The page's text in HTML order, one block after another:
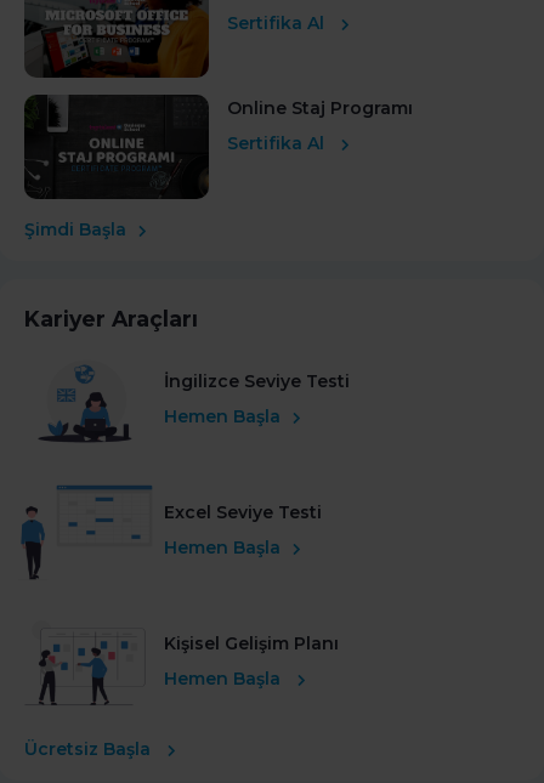
Sertifika Al
Online Staj Programı
Sertifika Al
Şimdi Başla
Kariyer Araçları
İngilizce Seviye Testi
Hemen Başla
Excel Seviye Testi
Hemen Başla
Kişisel Gelişim Planı
Hemen Başla
Ücretsiz Başla